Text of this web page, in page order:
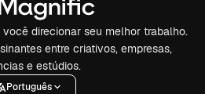
direcionar seu melhor trabalho.
entre criativos, empresas,
e estúdios.
Português